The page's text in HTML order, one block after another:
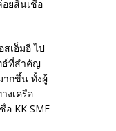
ยสินเชื่อ
เอ็มอี ไป
ธ์ที่สำคัญ
ากขึ้น ทั้งผู้
งเครือ
KK SME